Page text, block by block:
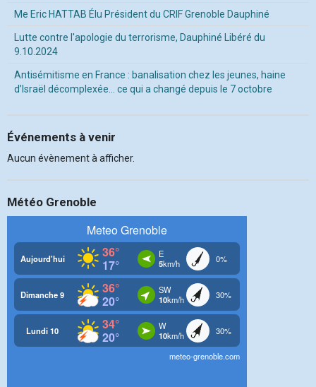
Me Eric HATTAB Élu Président du CRIF Grenoble Dauphiné
Lutte contre l'apologie du terrorisme, Dauphiné Libéré du
9.10.2024
Antisémitisme en France : banalisation chez les jeunes, haine
d’Israël décomplexée… ce qui a changé depuis le 7 octobre
Événements à venir
Aucun évènement à afficher.
Météo Grenoble